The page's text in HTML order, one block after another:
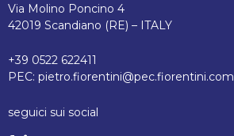
Via Molino Poncino 4
42019 Scandiano (RE) – ITALY
+39 0522 622411
PEC: pietro.fiorentini@pec.fiorentini.com
seguici sui social